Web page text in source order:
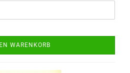
WARENKORB